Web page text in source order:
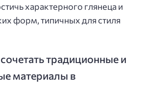
характерного глянеца и
форм, типичных для стиля
традиционные и
материалы в